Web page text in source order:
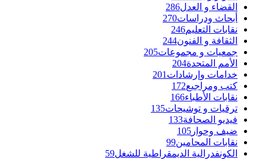
القضاء و العدل286
أبحاث ودراسات270
نقابات التعليم246
الثقافة و الفنون244
جمعيات و مجموعات205
الأمم المتحدة204
خدامات وإرشادات 201
كتب ومراجيع172
نقابات الأطباء166
ترقيات و توشيحات135
فيديو الصحافة133
ضيف وحوار 105
نقابات المحامين99
الكونفدرالية الديمقراطية للشغل59